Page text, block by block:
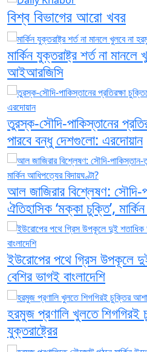
বিশ্ব বিভাগের আরো খবর
মার্কিন যুক্তরাষ্ট্র শর্ত না
আইআরজিসি
তুরস্ক-সৌদি-পাকিস্তানের
পারবে বন্ধু দেশগুলো: এরদোয়ান
আল জাজিরার বিশ্লেষণ: সৌদি-
ঐতিহাসিক ‘মক্কা চুক্তি’,
ইউরোপের পথে গ্রিস উপকূলে
বেশির ভাগই বাংলাদেশি
হরমুজ প্রণালি খুলতে শিগগিরই
যুক্তরাষ্ট্রের